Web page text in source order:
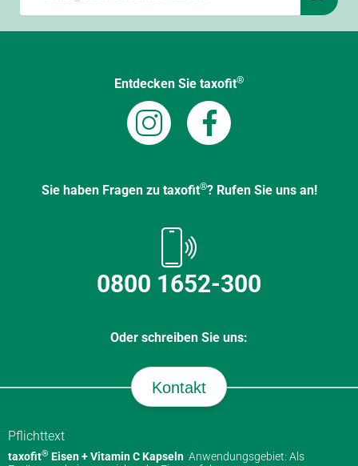
Entdecken Sie taxofit®
Sie haben Fragen zu taxofit®? Rufen Sie uns an!
0800 1652-300
Oder schreiben Sie uns:
Kontakt
Pflichttext
taxofit® Eisen + Vitamin C Kapseln Anwendungsgebiet: Als